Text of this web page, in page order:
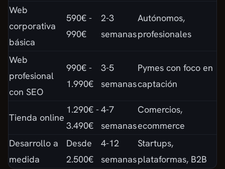
Web
corporativa
básica
590€ -
990€
2-3
semanas
Autónomos,
profesionales
Web
profesional
con SEO
990€ -
1.990€
3-5
semanas
Pymes con foco en
captación
Tienda online
1.290€ -
3.490€
4-7
semanas
Comercios,
ecommerce
Desarrollo a
medida
Desde
2.500€
4-12
semanas
Startups,
plataformas, B2B